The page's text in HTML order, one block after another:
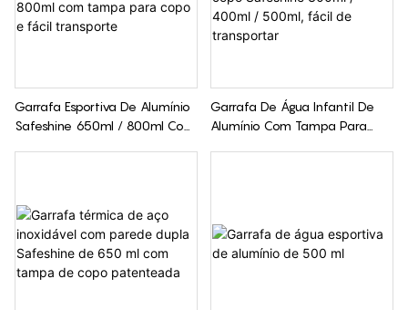
Garrafa Esportiva De Alumínio
Safeshine 650ml / 800ml Com
Garrafa De Água Infantil De
Alumínio Com Tampa Para